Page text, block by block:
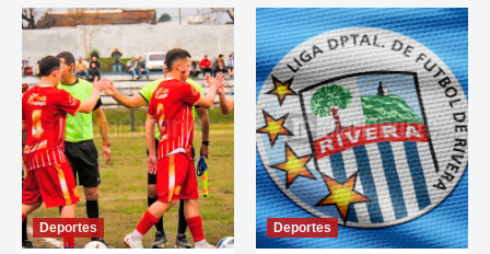
Deportes Deportes